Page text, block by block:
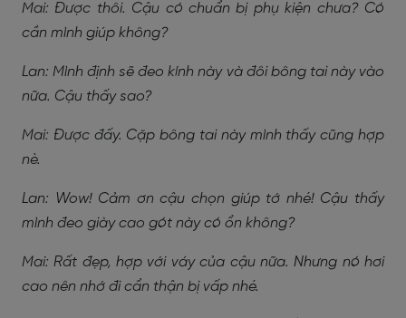
Mai: Được thôi. Cậu có chuẩn bị phụ kiện chưa? Có
cần mình giúp không?
Lan: Mình định sẽ đeo kính này và đôi bông tai này vào
nữa. Cậu thấy sao?
Mai: Được đấy. Cặp bông tai này mình thấy cũng hợp
nè.
Lan: Wow! Cảm ơn cậu chọn giúp tớ nhé! Cậu thấy
mình đeo giày cao gót này có ổn không?
Mai: Rất đẹp, hợp với váy của cậu nữa. Nhưng nó hơi
cao nên nhớ đi cẩn thận bị vấp nhé.